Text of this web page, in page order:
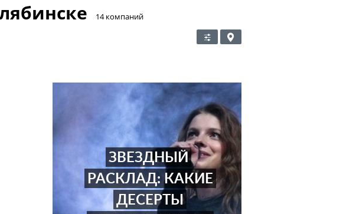
​14 компаний
ЗВЕЗДНЫЙ
РАСКЛАД: КАКИЕ
ДЕСЕРТЫ